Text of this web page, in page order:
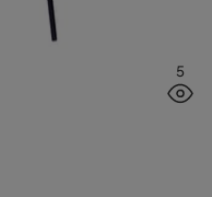
5